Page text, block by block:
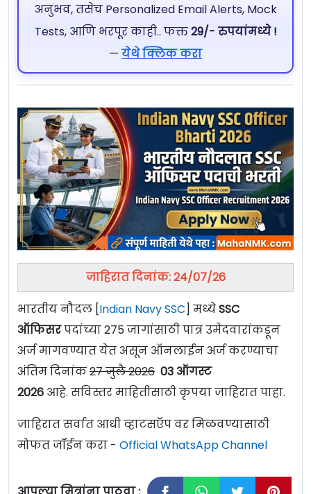
अनुभव, तसेच Personalized Email Alerts, Mock
Tests, आणि भरपूर काही.. फक्त29/- रुपयांमध्ये !
— येथे क्लिक करा
जाहिरात दिनांक: 24/07/26
भारतीय नौदल [Indian Navy SSC] मध्येSSC
ऑफिसरपदांच्या 275 जागांसाठी पात्र उमेदवारांकडून
अर्ज मागवण्यात येत असून ऑनलाईन अर्ज करण्याचा
अंतिम दिनांक27 जुलै 2026 03 ऑगस्ट
2026 आहे. सविस्तर माहितीसाठी कृपया जाहिरात पाहा.
जाहिरात सर्वात आधी व्हाटसऍप वर मिळवण्यासाठी
मोफत जॉईन करा - Official WhatsApp Channel